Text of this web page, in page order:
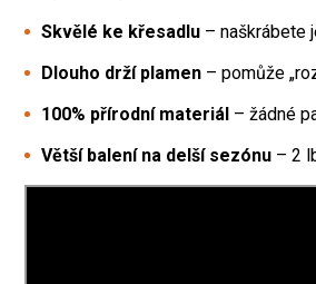
Skvělé ke křesadlu – naškrábete
Dlouho drží plamen – pomůže
100% přírodní materiál – žádné
Větší balení na delší sezónu – 2